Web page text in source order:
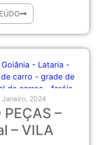
Janeiro, 2024
PEÇAS –
– VILA